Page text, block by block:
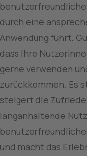
durch eine
Anwendung führt.
dass Ihre
gerne verwenden
zurückkommen. Es
steigert die
langanhaltende
und macht das